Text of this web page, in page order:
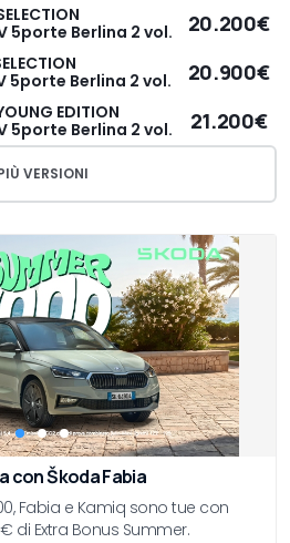
5porte Berlina 2 vol.
20.200€
5porte Berlina 2 vol.
20.900€
EDITION
5porte Berlina 2 vol.
21.200€
VERSIONI
con Škoda Fabia​
Fabia e Kamiq sono tue con
di Extra Bonus Summer.